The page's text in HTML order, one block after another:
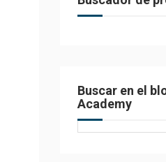
Buscar en el
Academy